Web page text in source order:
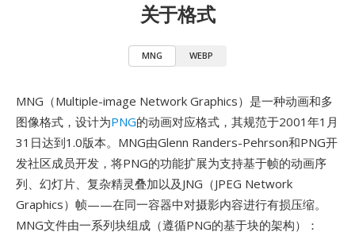
关于格式
MNG WEBP
MNG（Multiple-image Network Graphics）是一种动画和多
图像格式，设计为PNG的动画对应格式，其规范于2001年1月
31日达到1.0版本。MNG由Glenn Randers-Pehrson和PNG开
发社区成员开发，将PNG的功能扩展为支持基于帧的动画序
列、幻灯片、复杂精灵叠加以及JNG（JPEG Network
Graphics）帧——在同一容器中对摄影内容进行有损压缩。
MNG文件由一系列块组成（遵循PNG的基于块的架构）：